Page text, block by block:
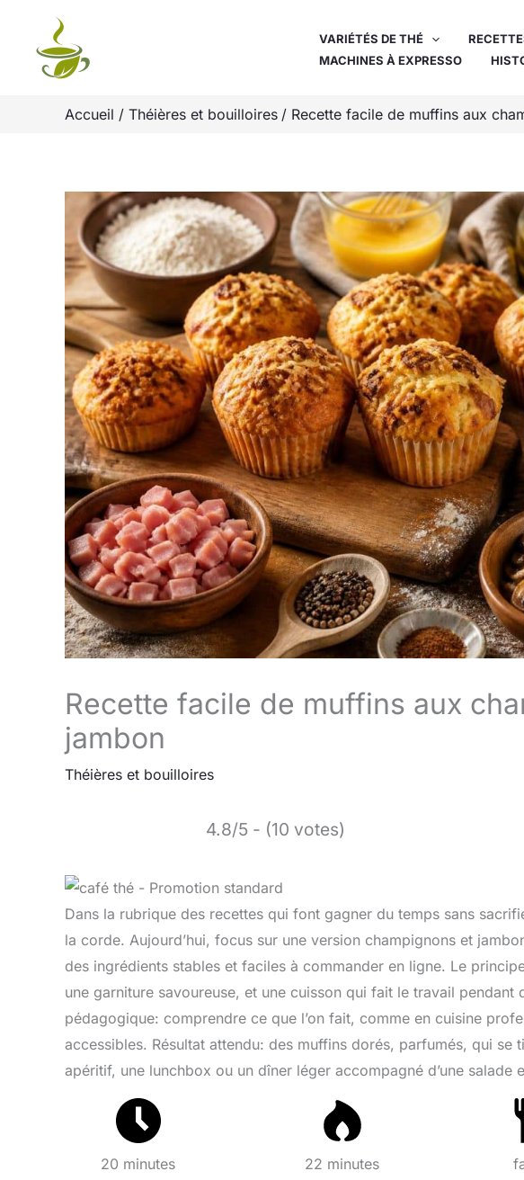
contenu
VARIÉTÉS DE THÉ
MACHINES À EXPRESSO
Accueil Théières et bouilloires Recette facile de muffins aux
Recette facile de muffins aux
jambon
Théières et bouilloires
4.8/5 - (10 votes)
Dans la rubrique des recettes qui font gagner du temps sans
la corde. Aujourd’hui, focus sur une version champignons et
des ingrédients stables et faciles à commander en ligne. Le
une garniture savoureuse, et une cuisson qui fait le travail pendant
pédagogique: comprendre ce que l’on fait, comme en cuisine
accessibles. Résultat attendu: des muffins dorés, parfumés, qui se
apéritif, une lunchbox ou un dîner léger accompagné d’une salade
20 minutes 22 minutes